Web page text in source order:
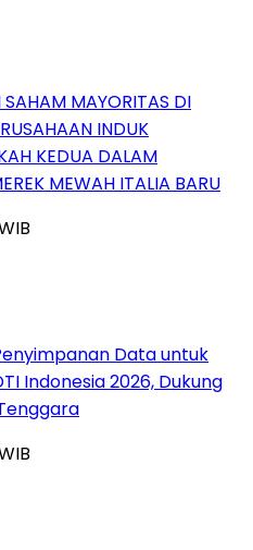
MAYORITAS DI
INDUK
KEDUA DALAM
MEWAH ITALIA BARU
Data untuk
Indonesia 2026, Dukung